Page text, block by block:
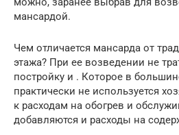
мансардой.
Чем отличается мансарда от
этажа? При ее возведении не
постройку и . Которое в
практически не используется
к расходам на обогрев и
добавляются и расходы на